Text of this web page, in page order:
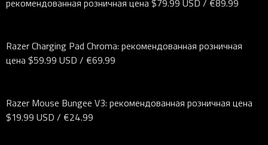
рекомендованная розничная цена $79.99 USD / €89.99
Razer Charging Pad Chroma: рекомендованная розничная
цена $59.99 USD / €69.99
Razer Mouse Bungee V3: рекомендованная розничная цена
$19.99 USD / €24.99